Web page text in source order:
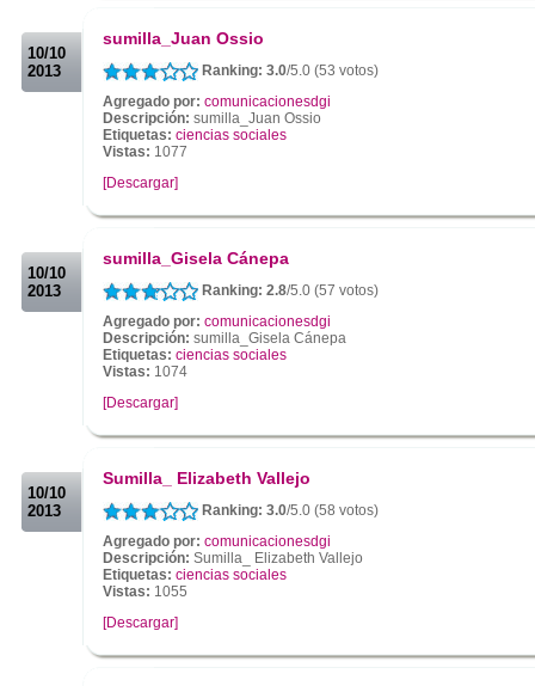
10/10
2013
sumilla_Juan Ossio
Ranking: 3.0/5.0 (53 votos)
Agregado por: comunicacionesdgi
Descripción: sumilla_Juan Ossio
Etiquetas: ciencias sociales
Vistas: 1077
[Descargar]
10/10
2013
sumilla_Gisela Cánepa
Ranking: 2.8/5.0 (57 votos)
Agregado por: comunicacionesdgi
Descripción: sumilla_Gisela Cánepa
Etiquetas: ciencias sociales
Vistas: 1074
[Descargar]
10/10
2013
Sumilla_ Elizabeth Vallejo
Ranking: 3.0/5.0 (58 votos)
Agregado por: comunicacionesdgi
Descripción: Sumilla_ Elizabeth Vallejo
Etiquetas: ciencias sociales
Vistas: 1055
[Descargar]